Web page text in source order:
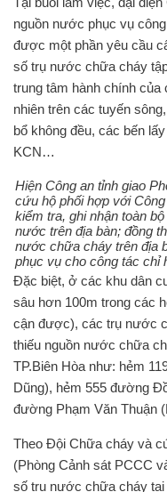
nguồn nước phục vụ
được một phần yêu cầu
số trụ nước chữa cháy
trung tâm hành chính
nhiên trên các tuyến
bổ không đều, các bến
KCN…
Hiện Công an tỉnh giao
cứu hộ phối hợp với
kiểm tra, ghi nhận toàn
nước trên địa bàn; đồng
nước chữa cháy trên địa
phục vụ cho công tác chỉ
Đặc biệt, ở các khu dân
sâu hơn 100m trong các
cận được), các trụ nước
thiếu nguồn nước chữa
TP.Biên Hòa như: hẻm
Dũng), hẻm 555 đường
đường Phạm Văn Thuận
Theo Đội Chữa cháy và
(Phòng Cảnh sát PCCC
số trụ nước chữa cháy